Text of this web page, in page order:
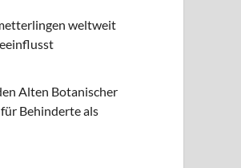
weltweit
Alten Botanischer
Behinderte als